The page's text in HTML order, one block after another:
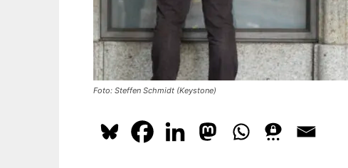
Foto: Steffen Schmidt (Keystone)